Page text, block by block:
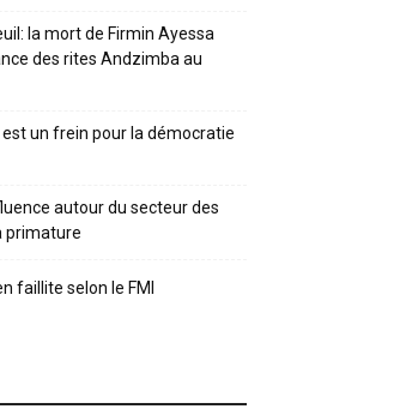
la mort de Firmin Ayessa
des rites Andzimba au
un frein pour la démocratie
autour du secteur des
primature
faillite selon le FMI